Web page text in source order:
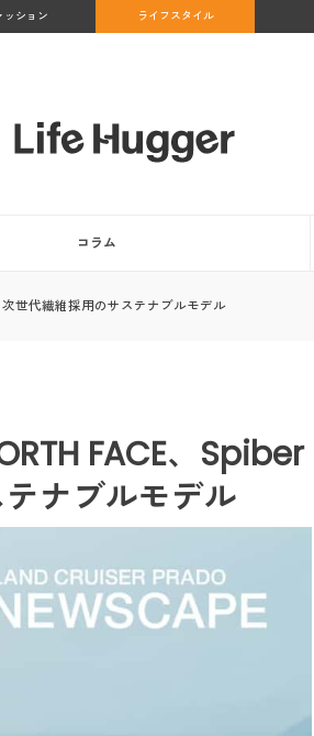
ッション ライフスタイル
コラム
世代繊維採用のサステナブルモデル
FACE、Spiber
ナブルモデル